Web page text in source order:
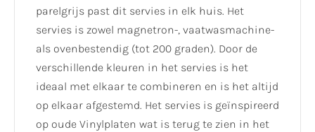
parelgrijs past dit servies in elk huis. Het
servies is zowel magnetron-, vaatwasmachine-
als ovenbestendig (tot 200 graden). Door de
verschillende kleuren in het servies is het
ideaal met elkaar te combineren en is het altijd
op elkaar afgestemd. Het servies is geïnspireerd
op oude Vinylplaten wat is terug te zien in het